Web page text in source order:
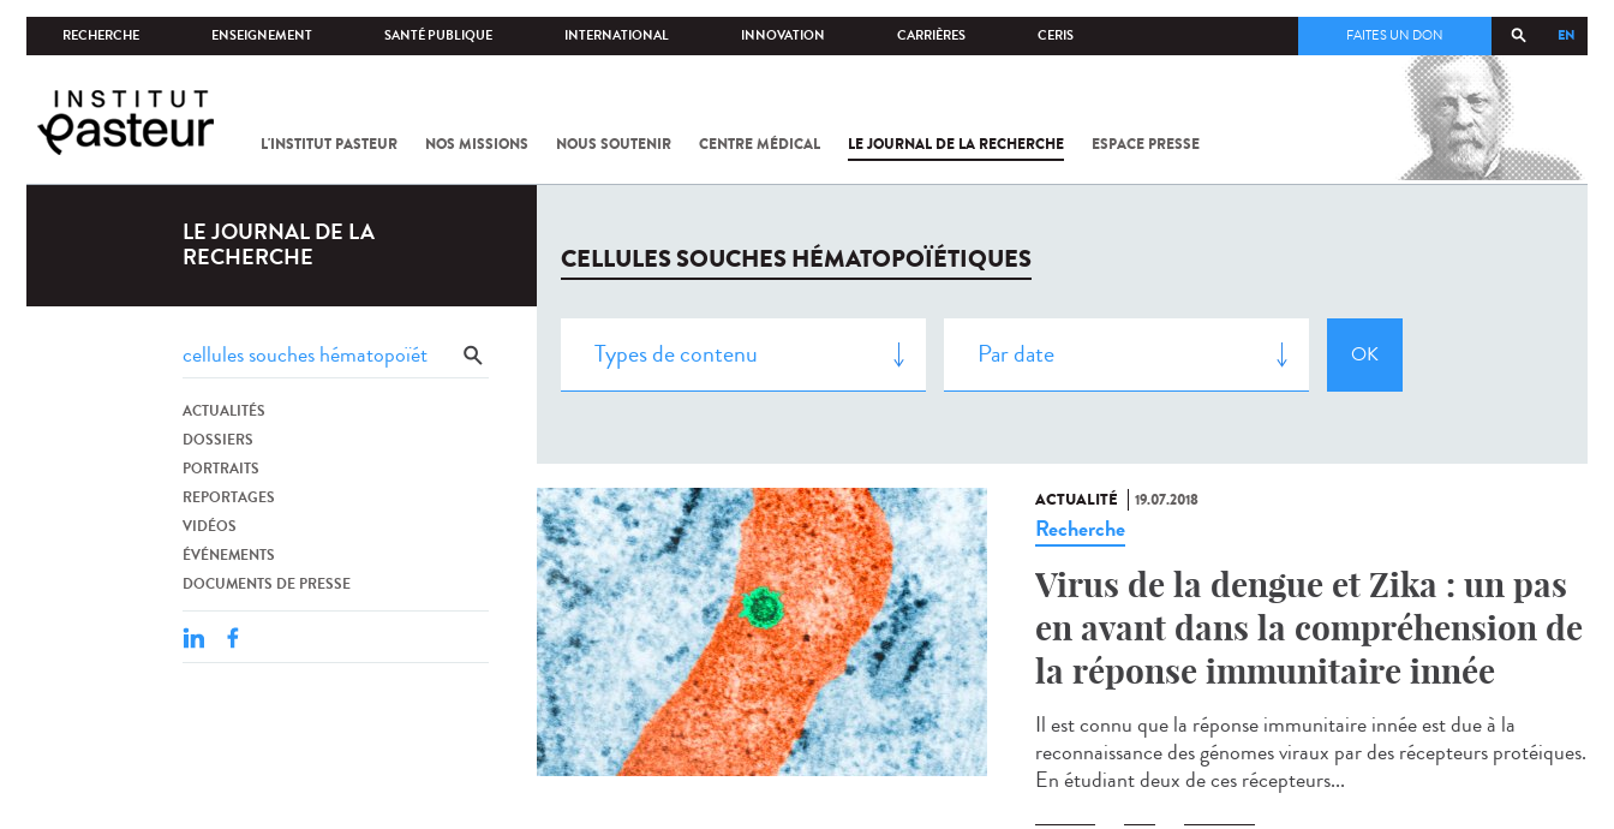
RECHERCHE ENSEIGNEMENT SANTÉ PUBLIQUE INTERNATIONAL INNOVATION CARRIÈRES CERIS EN
FAITES UN DON
L'INSTITUT PASTEUR NOS MISSIONS NOUS SOUTENIR CENTRE MÉDICAL LE JOURNAL DE LA RECHERCHE ESPACE PRESSE
COV-2 /
LE JOURNAL DE LA
RECHERCHE
ACTUALITÉS
DOSSIERS
PORTRAITS
REPORTAGES
VIDÉOS
ÉVÉNEMENTS
DOCUMENTS DE PRESSE
CELLULES SOUCHES HÉMATOPOÏÉTIQUES
ACTUALITÉ 19.07.2018
Recherche
Virus de la dengue et Zika : un pas
en avant dans la compréhension de
la réponse immunitaire innée
Il est connu que la réponse immunitaire innée est due à la
reconnaissance des génomes viraux par des récepteurs protéiques.
En étudiant deux de ces récepteurs...